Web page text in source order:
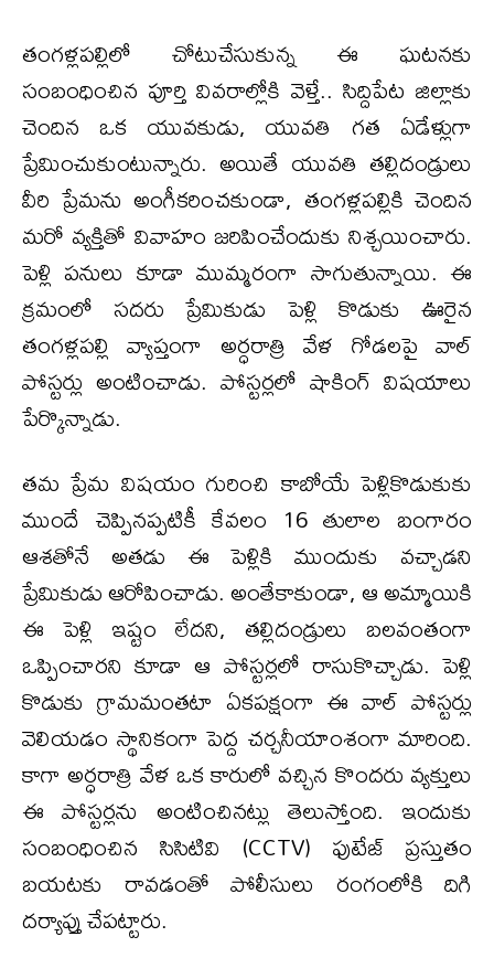
​తంగళ్లపల్లిలో చోటుచేసుకున్న ఈ ఘటనకు
సంబంధించిన పూర్తి వివరాల్లోకి వెళ్తే.. సిద్దిపేట జిల్లాకు
చెందిన ఒక యువకుడు, యువతి గత ఏడేళ్లుగా
ప్రేమించుకుంటున్నారు. అయితే యువతి తల్లిదండ్రులు
వీరి ప్రేమను అంగీకరించకుండా, తంగళ్లపల్లికి చెందిన
మరో వ్యక్తితో వివాహం జరిపించేందుకు నిశ్చయించారు.
పెళ్లి పనులు కూడా ముమ్మరంగా సాగుతున్నాయి. ​ఈ
క్రమంలో సదరు ప్రేమికుడు పెళ్లి కొడుకు ఊరైన
తంగళ్లపల్లి వ్యాప్తంగా అర్ధరాత్రి వేళ గోడలపై వాల్
పోస్టర్లు అంటించాడు. పోస్టర్లలో షాకింగ్ విషయాలు
పేర్కొన్నాడు.
తమ ప్రేమ విషయం గురించి కాబోయే పెళ్లికొడుకుకు
ముందే చెప్పినప్పటికీ కేవలం 16 తులాల బంగారం
ఆశతోనే అతడు ఈ పెళ్లికి ముందుకు వచ్చాడని
ప్రేమికుడు ఆరోపించాడు. అంతేకాకుండా, ఆ అమ్మాయికి
ఈ పెళ్లి ఇష్టం లేదని, తల్లిదండ్రులు బలవంతంగా
ఒప్పించారని కూడా ఆ పోస్టర్లలో రాసుకొచ్చాడు. ​పెళ్లి
కొడుకు గ్రామమంతటా ఏకపక్షంగా ఈ వాల్ పోస్టర్లు
వెలియడం స్థానికంగా పెద్ద చర్చనీయాంశంగా మారింది.
కాగా అర్ధరాత్రి వేళ ఒక కారులో వచ్చిన కొందరు వ్యక్తులు
ఈ పోస్టర్లను అంటించినట్లు తెలుస్తోంది. ఇందుకు
సంబంధించిన సిసిటివి (CCTV) ఫుటేజ్ ప్రస్తుతం
బయటకు రావడంతో పోలీసులు రంగంలోకి దిగి
దర్యాప్తు చేపట్టారు.